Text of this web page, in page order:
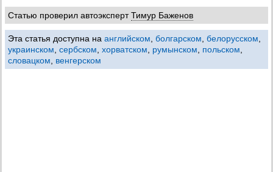
Статью проверил автоэкспертТимур Баженов
Эта статья доступна на английском болгарском белорусском
украинском сербском хорватском румынском польском
словацком
венгерском